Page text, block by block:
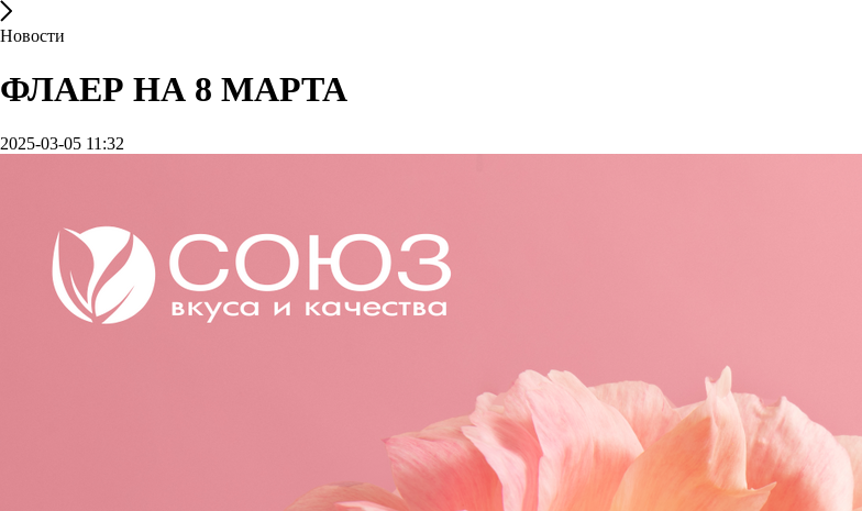
Новости
ФЛАЕР НА 8 МАРТА
2025-03-05 11:32